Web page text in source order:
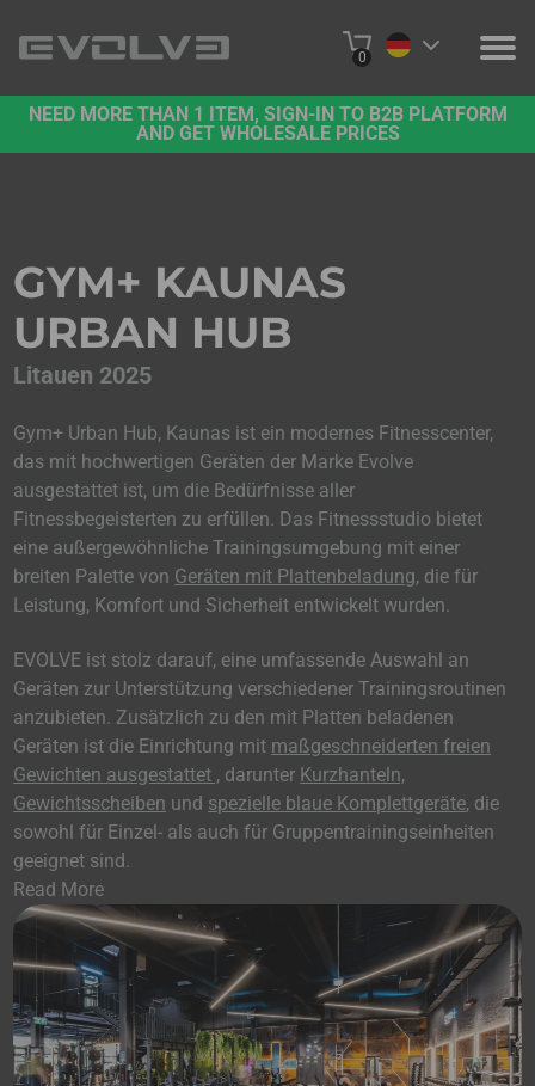
0
PRODUKTE
PROJEKTE
NEED MORE THAN 1 ITEM, SIGN-IN TO B2B PLATFORM
AND GET WHOLESALE PRICES
GYM+ KAUNAS
URBAN HUB
Litauen 2025
Gym+ Urban Hub, Kaunas ist ein modernes Fitnesscenter,
das mit hochwertigen Geräten der Marke Evolve
ausgestattet ist, um die Bedürfnisse aller
Fitnessbegeisterten zu erfüllen. Das Fitnessstudio bietet
eine außergewöhnliche Trainingsumgebung mit einer
breiten Palette von Geräten mit Plattenbeladung, die für
Leistung, Komfort und Sicherheit entwickelt wurden.
EVOLVE ist stolz darauf, eine umfassende Auswahl an
Geräten zur Unterstützung verschiedener Trainingsroutinen
anzubieten. Zusätzlich zu den mit Platten beladenen
Geräten ist die Einrichtung mit maßgeschneiderten freien
Gewichten ausgestattet , darunter Kurzhanteln,
Gewichtsscheiben und spezielle blaue Komplettgeräte, die
sowohl für Einzel- als auch für Gruppentrainingseinheiten
geeignet sind.
Read More